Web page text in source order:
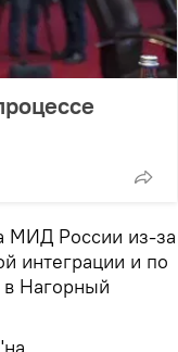
МИД России из-за
интеграции и по
в Нагорный